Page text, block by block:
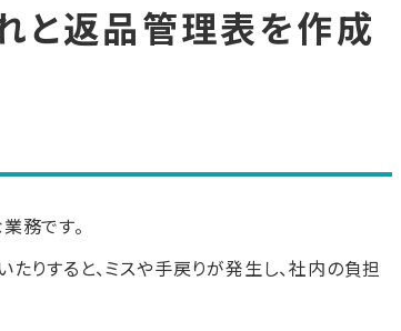
と返品管理表を作成
務です。
りすると、ミスや手戻りが発生し、社内の負担